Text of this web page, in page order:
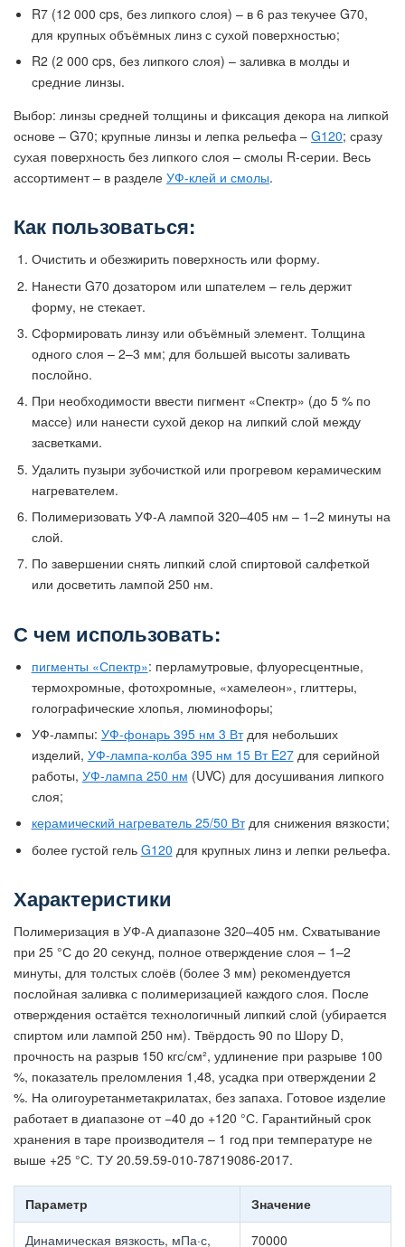
R7 (12 000 cps, без липкого слоя) – в 6 раз текучее G70,
для крупных объёмных линз с сухой поверхностью;
R2 (2 000 cps, без липкого слоя) – заливка в молды и
средние линзы.
Выбор: линзы средней толщины и фиксация декора на липкой
основе – G70; крупные линзы и лепка рельефа – G120; сразу
сухая поверхность без липкого слоя – смолы R-серии. Весь
ассортимент – в разделе УФ-клей и смолы.
Как пользоваться:
Очистить и обезжирить поверхность или форму.
Нанести G70 дозатором или шпателем – гель держит
форму, не стекает.
Сформировать линзу или объёмный элемент. Толщина
одного слоя – 2–3 мм; для большей высоты заливать
послойно.
При необходимости ввести пигмент «Спектр» (до 5 % по
массе) или нанести сухой декор на липкий слой между
засветками.
Удалить пузыри зубочисткой или прогревом керамическим
нагревателем.
Полимеризовать УФ-А лампой 320–405 нм – 1–2 минуты на
слой.
По завершении снять липкий слой спиртовой салфеткой
или досветить лампой 250 нм.
С чем использовать:
пигменты «Спектр»: перламутровые, флуоресцентные,
термохромные, фотохромные, «хамелеон», глиттеры,
голографические хлопья, люминофоры;
УФ-лампы: УФ-фонарь 395 нм 3 Втдля небольших
изделий, УФ-лампа-колба 395 нм 15 Вт E27для серийной
работы, УФ-лампа 250 нм (UVC) для досушивания липкого
слоя;
керамический нагреватель 25/50 Втдля снижения вязкости;
более густой гель G120 для крупных линз и лепки рельефа.
Характеристики
Полимеризация в УФ-А диапазоне 320–405 нм. Схватывание
при 25 °С до 20 секунд, полное отверждение слоя – 1–2
минуты, для толстых слоёв (более 3 мм) рекомендуется
послойная заливка с полимеризацией каждого слоя. После
отверждения остаётся технологичный липкий слой (убирается
спиртом или лампой 250 нм). Твёрдость 90 по Шору D,
прочность на разрыв 150 кгс/см², удлинение при разрыве 100
%, показатель преломления 1,48, усадка при отверждении 2
%. На олигоуретанметакрилатах, без запаха. Готовое изделие
работает в диапазоне от −40 до +120 °С. Гарантийный срок
хранения в таре производителя – 1 год при температуре не
выше +25 °С. ТУ 20.59.59-010-78719086-2017.
Параметр
Значение
Динамическая вязкость, мПа·с,
70000